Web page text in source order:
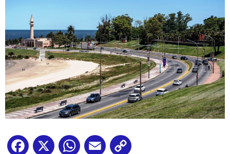
Facebook
X WhatsApp
Email